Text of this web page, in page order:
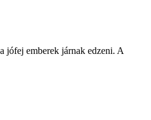
jófej emberek járnak edzeni. A